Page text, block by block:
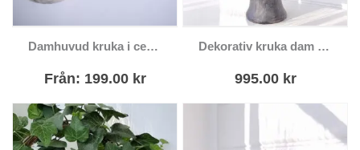
produkten har
De olika
väljas på
produktsidan
Damhuvud kruka i cement
Från: 199.00 kr
Dekorativ kruka dam huvud brun svart
995.00 kr